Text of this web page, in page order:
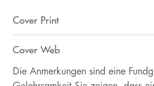
Cover Print
Cover Web
Die Anmerkungen sind eine